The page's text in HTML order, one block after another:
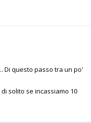
Di questo passo tra un po'
solito se incassiamo 10